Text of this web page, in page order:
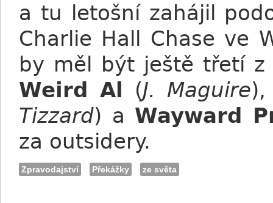
a tu letošní zahájil
Charlie Hall Chase ve
by měl být ještě třetí z
Weird Al
(J. Maguire
Tizzard) a Wayward
za outsidery.
Zpravodajství Překážky ze světa